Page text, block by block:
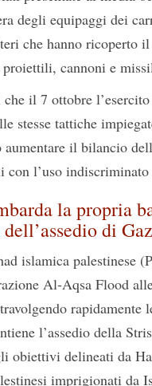
degli equipaggi dei
che hanno ricoperto
proiettili, cannoni e
il 7 ottobre
stesse tattiche
aumentare il bilancio
con l’uso
la propria
di
islamica palestinese
Al-Aqsa Flood
rapidamente
l’assedio della
obiettivi delineati da
imprigionati da